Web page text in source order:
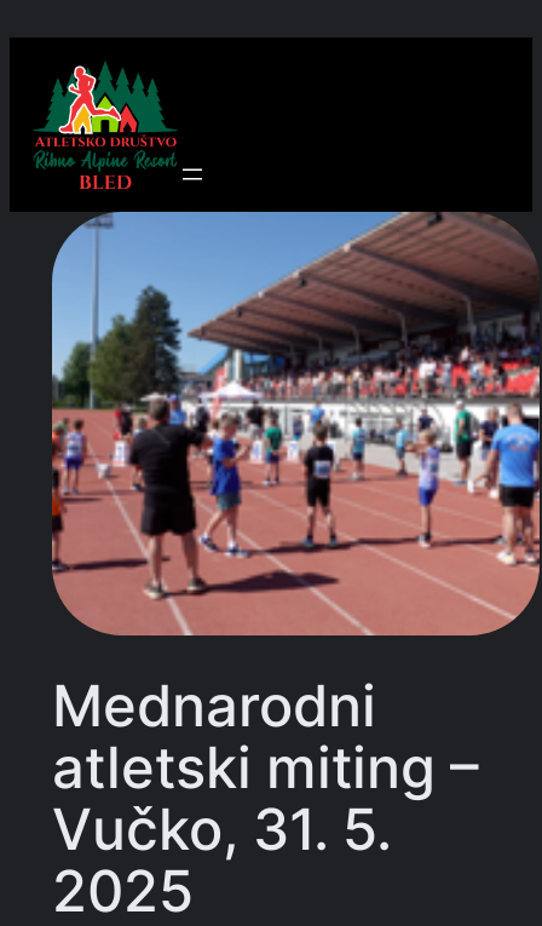
vsebino
Mednarodni
atletski miting –
Vučko, 31. 5.
2025